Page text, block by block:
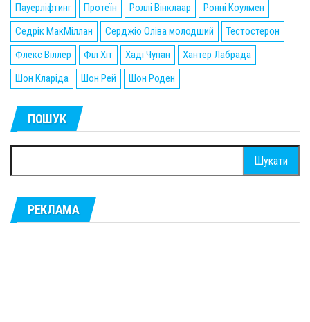
Пауерліфтинг
Протеїн Роллі Вінклаар
Ронні Коулмен
Седрік МакМіллан
Серджіо Оліва молодший
Тестостерон
Флекс Віллер
Філ Хіт Хаді Чупан
Хантер Лабрада
Шон Кларіда
Шон Рей Шон Роден
ПОШУК
РЕКЛАМА